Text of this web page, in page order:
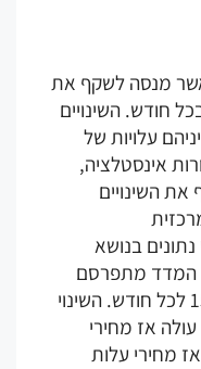
לשקף את
השינויים
של
לצרכן ב15 לכל חודש. השינוי
מחירי
עלות